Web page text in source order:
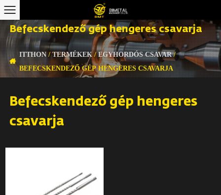
Befecskendező gép hengeres csavarja
ITTHON/TERMÉKEK/EGYHORDÓS CSAVAR/
BEFECSKENDEZŐ GÉP HENGERES CSAVARJA
Befecskendező gép hengeres
csavarja